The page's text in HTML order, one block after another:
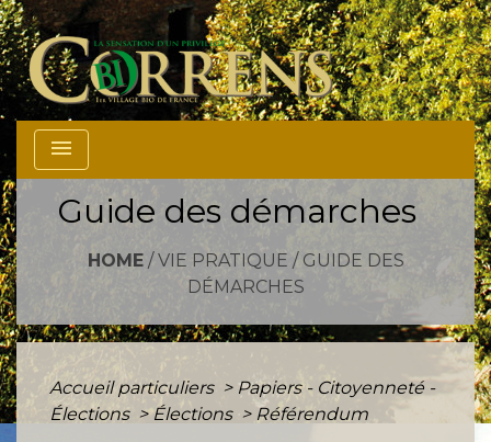
menu
Guide des démarches
HOME/ VIE PRATIQUE / GUIDE DES
DÉMARCHES
Accueil particuliers > Papiers - Citoyenneté -
Élections > Élections > Référendum